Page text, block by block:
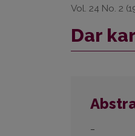
Vol. 24 No. 2
Dar
–